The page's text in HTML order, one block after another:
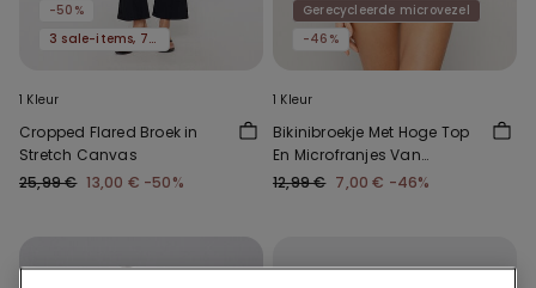
-50%
3 sale-items, 70% korting
1 Kleur
Cropped Flared Broek in
Stretch Canvas
25,99 € 13,00 € -50%
Gerecycleerde microvezel
-46%
1 Kleur
Bikinibroekje Met Hoge Top
En Microfranjes Van
Gerecycled Materiaal
12,99 € 7,00 € -46%